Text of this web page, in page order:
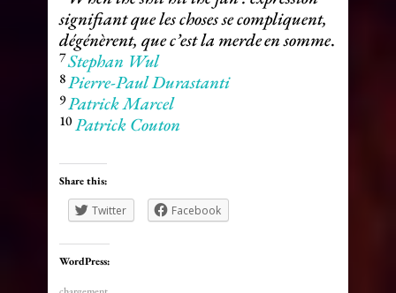
signifiant que les choses se compliquent,
dégénèrent, que c’est la merdeen somme.
7Stephan Wul
8Pierre-Paul Durastanti
9Patrick Marcel
10 Patrick Couton
Share this:
Twitter Facebook
WordPress: